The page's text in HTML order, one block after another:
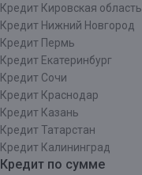
Кредит Кировская область
Кредит Нижний Новгород
Кредит Пермь
Кредит Екатеринбург
Кредит Сочи
Кредит Краснодар
Кредит Казань
Кредит Татарстан
Кредит Калининград
Кредит по сумме